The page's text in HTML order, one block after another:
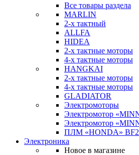
Все товары раздела
MARLIN
2-х тактный
ALLFA
HIDEA
2-х тактные моторы
4-х тактные моторы
HANGKAI
2-х тактные моторы
4-х тактные моторы
GLADIATOR
Электромоторы
Электромотор
Электромотор
ПЛМ «HONDA»
Электроника
Новое в магазине